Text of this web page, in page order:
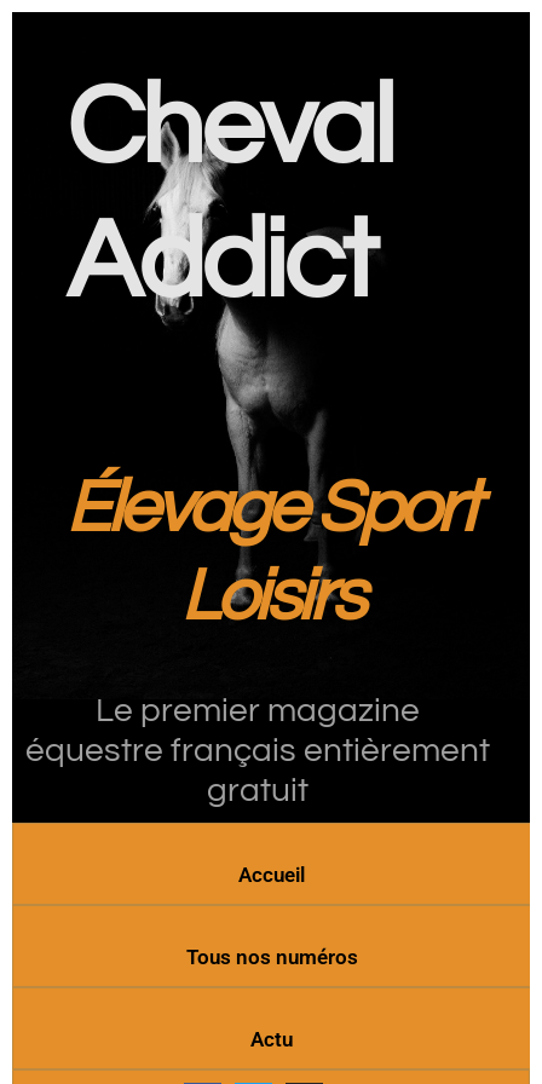
Cheval
Addict
Élevage Sport
Loisirs
Le premier magazine
équestre français entièrement
gratuit
Accueil
Tous nos numéros
Actu